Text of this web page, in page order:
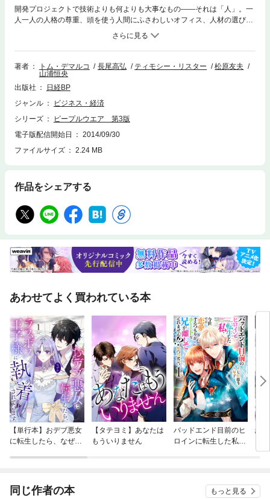
開発プロジェクトで技術よりも何よりも大事なもの――それは「人」。一
人一人の人格の尊重、頭を使う人間にふさわしいオフィス、人材の選び
方・育て方、結束したチームがもたらす効果、仕事は楽しくあるべきも
の、仕事を生み出す組織づくり、という6つの視点から「人」を中心とし
たプロジェクト開発の大切をユーモラスに語っている。1987年の初版発行
以来、多くのソフトウエア・エンジニアの共感を呼んだ名著の改訂第3
版。第3版では、時代の変化に対応し、以下の章が追加された。「リーダ
ーシップについて話そう」、「他者とうまくやっていく」、「幼年期の終
メール」。
著者 トム・デマルコ 長尾高弘 ティモシー・リスター
松原友夫
山浦恒央
出版社
日経BP
ジャンル
ビジネス・経済
シリーズ
ピープルウエア 第3版
電子版配信開始日
2014/09/30
ファイルサイズ
2.24 MB
作品をシェアする
あわせてよく買われている本
【単行本】おデブ悪女
に転生したら、なぜか
【タテヨミ】あなたは
もういりません
バッドエンド目前のヒ
ロインに転生した私、
結
同じ作者の本 もっと見る